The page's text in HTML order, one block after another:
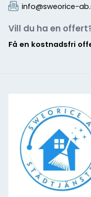
info@sweorice-
Vill du ha en
Få en kostnadsfri